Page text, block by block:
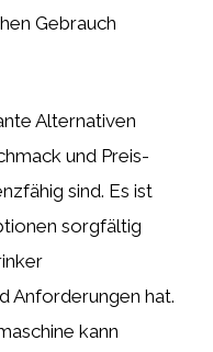
Gebrauch
Alternativen
und Preis-
sind. Es ist
sorgfältig
Anforderungen hat.
kann